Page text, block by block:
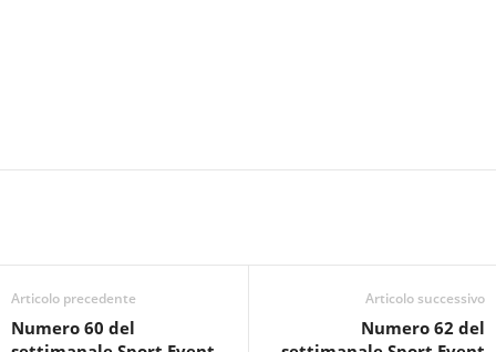
Articolo precedente
Numero 60 del
Articolo successivo
Numero 62 del